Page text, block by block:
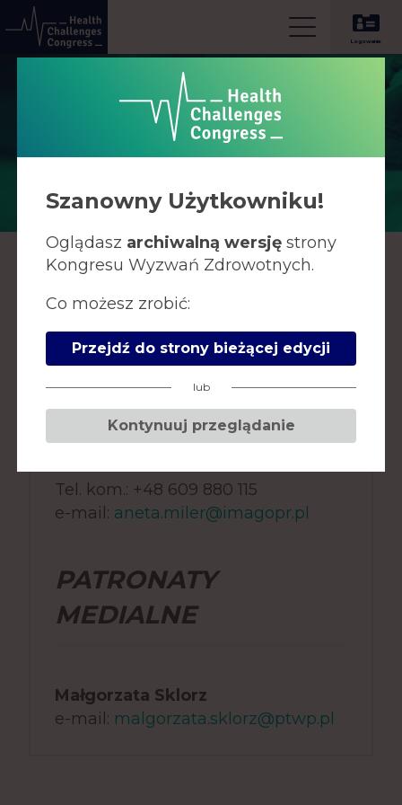
Logowanie
Media
KONTAKT DLA
MEDIÓW
Aneta Miler
Imago Public Relations
Tel. kom.: +48 609 880 115
e-mail: aneta.miler@imagopr.pl
PATRONATY
MEDIALNE
Małgorzata Sklorz
e-mail: malgorzata.sklorz@ptwp.pl
Szanowny Użytkowniku!
Oglądasz archiwalną wersję strony
Kongresu Wyzwań Zdrowotnych.
Co możesz zrobić:
Przejdź do strony bieżącej edycji
lub
Kontynuuj przeglądanie